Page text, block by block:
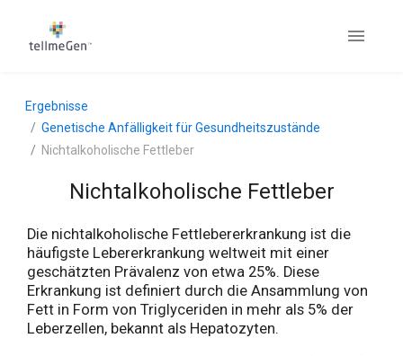
Ergebnisse
Genetische Anfälligkeit für Gesundheitszustände
Nichtalkoholische Fettleber
Nichtalkoholische Fettleber
Die nichtalkoholische Fettlebererkrankung ist die
häufigste Lebererkrankung weltweit mit einer
geschätzten Prävalenz von etwa 25%. Diese
Erkrankung ist definiert durch die Ansammlung von
Fett in Form von Triglyceriden in mehr als 5% der
Leberzellen, bekannt als Hepatozyten.